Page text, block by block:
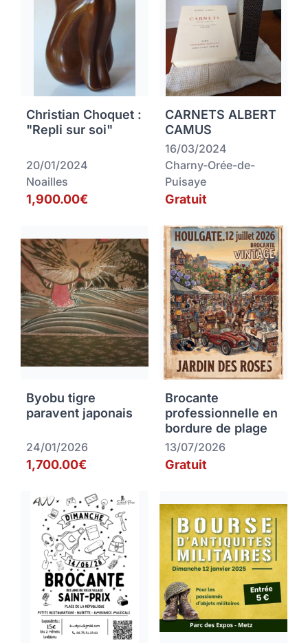
Christian Choquet :
"Repli sur soi"
20/01/2024
Noailles
1,900.00€
CARNETS ALBERT
CAMUS
16/03/2024
Charny-Orée-de-
Puisaye
Gratuit
Byobu tigre
paravent japonais
24/01/2026
1,700.00€
Brocante
professionnelle en
bordure de plage
13/07/2026
Gratuit